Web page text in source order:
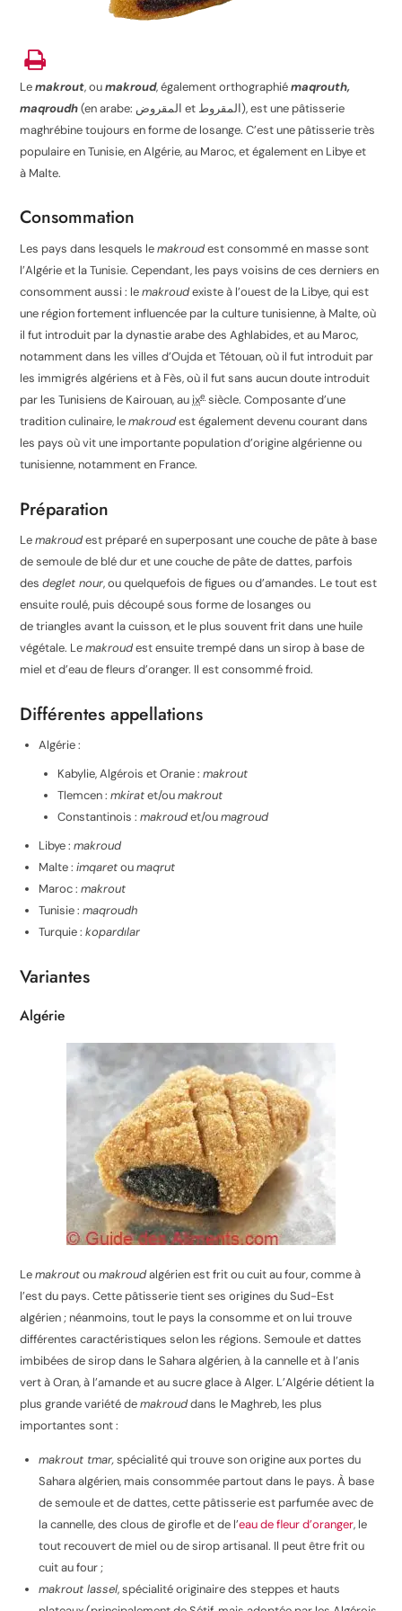
Lemakrout, oumakroud, également orthographiémaqrouth,
maqroudh(en arabe: المقروض et المقروط), est une pâtisserie
maghrébine toujours en forme de losange. C’est une pâtisserie très
populaire en Tunisie, en Algérie, au Maroc, et également en Libye et
à Malte.
Consommation
Les pays dans lesquels lemakroudest consommé en masse sont
l’Algérie et la Tunisie.Cependant, les pays voisins de ces derniers en
consomment aussi : lemakroudexiste à l’ouest de la Libye, qui est
une région fortement influencée par la culture tunisienne, à Malte, où
il fut introduit par la dynastie arabe des Aghlabides, et au Maroc,
notamment dans les villes d’Oujda et Tétouan, où il fut introduit par
les immigrés algériens et à Fès, où il fut sans aucun doute introduit
par les Tunisiens de Kairouan, au ixe siècle. Composante d’une
tradition culinaire, lemakroudest également devenu courant dans
les pays où vit une importante population d’origine algérienne ou
tunisienne, notamment en France.
Préparation
Lemakroudest préparé en superposant une couche de pâte à base
de semoule de blé dur et une couche de pâte de dattes, parfois
desdeglet nour, ou quelquefois de figues ou d’amandes. Le tout est
ensuite roulé, puis découpé sous forme de losanges ou
de triangles avant la cuisson, et le plus souvent frit dans une huile
végétale. Lemakroudest ensuite trempé dans un sirop à base de
miel et d’eau de fleurs d’oranger. Il est consommé froid.
Différentes appellations
Algérie :
Kabylie, Algérois et Oranie : makrout
Tlemcen : mkiratet/oumakrout
Constantinois : makroudet/oumagroud
Libye :makroud
Malte :imqaretoumaqrut
Maroc :makrout
Tunisie :maqroudh
Turquie :kopardılar
Variantes
Algérie
Lemakroutoumakroudalgérien est frit ou cuit au four, comme à
l’est du pays. Cette pâtisserie tient ses origines du Sud-Est
algérien ; néanmoins, tout le pays la consomme et on lui trouve
différentes caractéristiques selon les régions. Semoule et dattes
imbibées de sirop dans le Sahara algérien, à la cannelle et à l’anis
vert à Oran, à l’amande et au sucre glace à Alger. L’Algérie détient la
plus grande variété demakrouddans le Maghreb, les plus
importantes sont :
makrout tmar,spécialité qui trouve son origine aux portes du
Sahara algérien, mais consommée partout dans le pays. À base
de semoule et de dattes, cette pâtisserie est parfumée avec de
la cannelle, des clous de girofle et de l’eau de fleur d’oranger, le
tout recouvert de miel ou de sirop artisanal. Il peut être frit ou
cuit au four ;
makrout lassel, spécialité originaire des steppes et hauts